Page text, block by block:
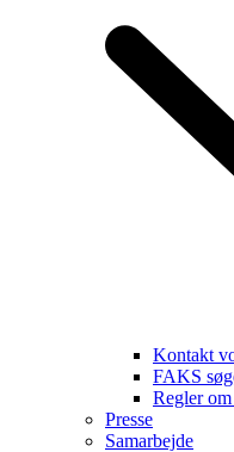
Kontakt
FAKS
Regler
Presse
Samarbejde